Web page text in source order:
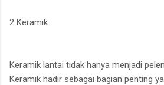
2 Keramik
Keramik lantai tidak hanya menjadi
Keramik hadir sebagai bagian penting